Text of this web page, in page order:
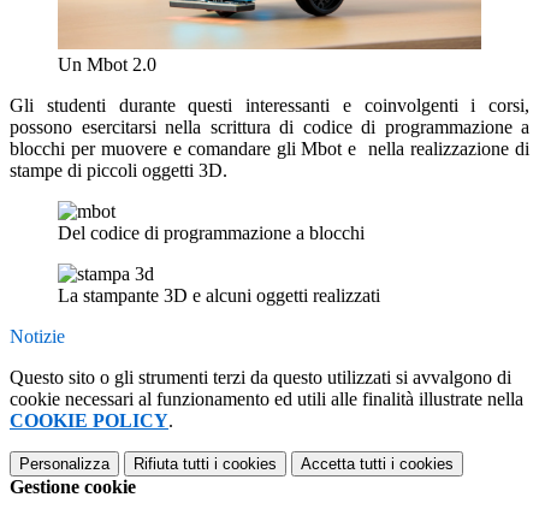
Un Mbot 2.0
Gli studenti durante questi interessanti e coinvolgenti i corsi,
possono esercitarsi nella scrittura di codice di programmazione a
blocchi per muovere e comandare gli Mbot e nella realizzazione di
stampe di piccoli oggetti 3D.
Del codice di programmazione a blocchi
La stampante 3D e alcuni oggetti realizzati
Notizie
Questo sito o gli strumenti terzi da questo utilizzati si avvalgono di
cookie necessari al funzionamento ed utili alle finalità illustrate nella
COOKIE POLICY.
Personalizza Rifiuta tutti i cookies Accetta tutti i cookies
Gestione cookie